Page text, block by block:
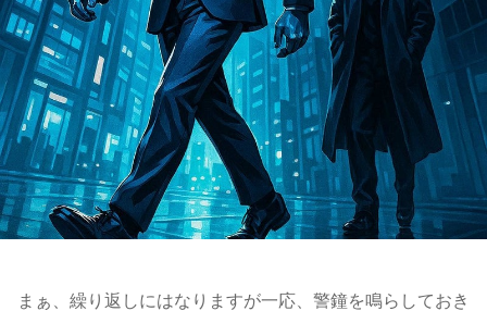
まぁ、繰り返しにはなりますが一応、警鐘を鳴らしておき